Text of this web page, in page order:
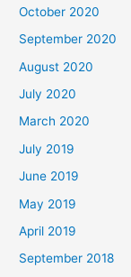
October 2020
September 2020
August 2020
July 2020
March 2020
July 2019
June 2019
May 2019
April 2019
September 2018